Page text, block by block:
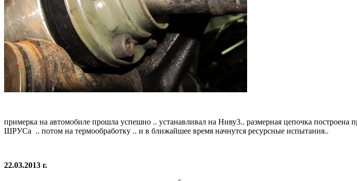
примерка на автомобиле прошла успешно .. устанавливал на Ниву3.. размерная цепочка
ШРУСа .. потом на термообработку .. и в ближайшее время начнутся ресурсные испытания..
22.03.2013 г.